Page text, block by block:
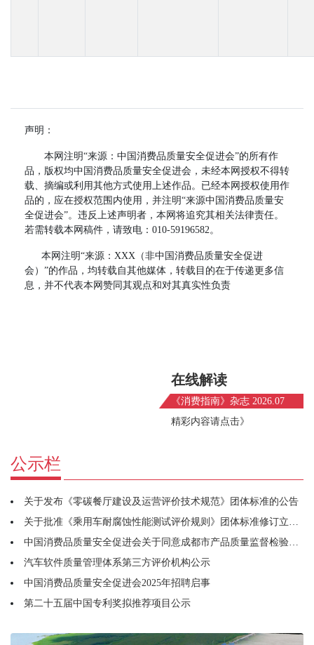
声明：
本网注明“来源：中国消费品质量安全促进会”的所有作
品，版权均中国消费品质量安全促进会，未经本网授权不得转
载、摘编或利用其他方式使用上述作品。已经本网授权使用作
品的，应在授权范围内使用，并注明“来源中国消费品质量安
全促进会”。违反上述声明者，本网将追究其相关法律责任。
若需转载本网稿件，请致电：010-59196582。
本网注明“来源：XXX（非中国消费品质量安全促进
会）”的作品，均转载自其他媒体，转载目的在于传递更多信
息，并不代表本网赞同其观点和对其真实性负责
在线解读
《消费指南》杂志 2026.07
精彩内容请点击》
公示栏
关于发布《零碳餐厅建设及运营评价技术规范》团体标准的公告
关于批准《乘用车耐腐蚀性能测试评价规则》团体标准修订立项的通知
中国消费品质量安全促进会关于同意成都市产品质量监督检验研究院牵头筹建宠物用品工作委员会的函
汽车软件质量管理体系第三方评价机构公示
中国消费品质量安全促进会2025年招聘启事
第二十五届中国专利奖拟推荐项目公示